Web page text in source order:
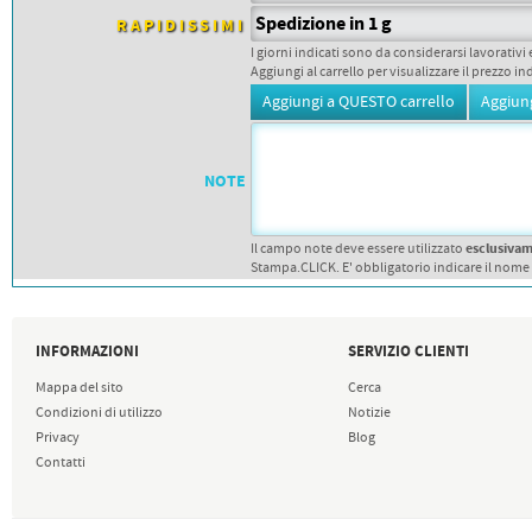
DORSALI TARGHE
RAPIDISSIMI Spedizione in 1 g
I giorni indicati sono da considerarsi
Aggiungi al carrello per visualizzare il prezzo
NOTE
Il campo note deve essere utilizzato
Stampa.CLICK. E' obbligatorio indicare il
INFORMAZIONI
Mappa del sito
Condizioni di utilizzo
Privacy
Contatti
SERVIZIO CLIENTI
Cerca
Notizie
Blog